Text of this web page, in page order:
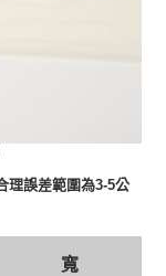
理誤差範圍為3-5公
寬